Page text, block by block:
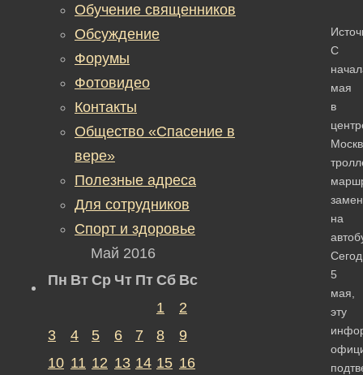
С
мая
в
на
5
мая,
эту
Обучение священников
Обсуждение
Форумы
Фотовидео
Контакты
Общество «Спасение в
вере»
Полезные адреса
Для сотрудников
Спорт и здоровье
Май 2016
Пн Вт Ср Чт Пт Сб Вс
1
2
3
4 5 6 7 8
9
10 11 12 13 14 15 16